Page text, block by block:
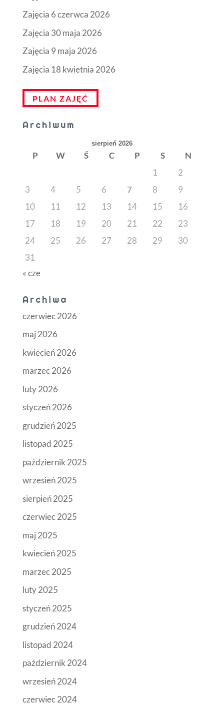
Zajęcia 6 czerwca 2026
Zajęcia 30 maja 2026
Zajęcia 9 maja 2026
Zajęcia 18 kwietnia 2026
PLAN ZAJĘĆ
Archiwum
sierpień 2026
P W Ś C P S
N
1
2
3
4 5 6 7 8
9
10
11 12 13 14 15
16
17
18 19 20 21 22
23
24
25 26 27 28 29
30
31
« cze
Archiwa
czerwiec 2026
maj 2026
kwiecień 2026
marzec 2026
luty 2026
styczeń 2026
grudzień 2025
listopad 2025
październik 2025
wrzesień 2025
sierpień 2025
czerwiec 2025
maj 2025
kwiecień 2025
marzec 2025
luty 2025
styczeń 2025
grudzień 2024
listopad 2024
październik 2024
wrzesień 2024
czerwiec 2024